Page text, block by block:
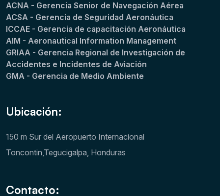
ACNA - Gerencia Senior de Navegación Aérea
ACSA - Gerencia de Seguridad Aeronáutica
ICCAE - Gerencia de capacitación Aeronáutica
AIM - Aeronautical Information Management
GRIAA - Gerencia Regional de Investigación de
Accidentes e Incidentes de Aviación
GMA - Gerencia de Medio Ambiente
Ubicación:
150 m Sur del Aeropuerto Internacional
Toncontin,Tegucigalpa, Honduras
Contacto: